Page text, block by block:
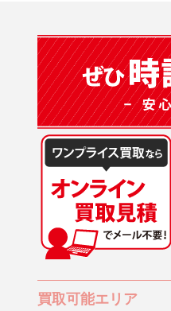
買取可能エリア